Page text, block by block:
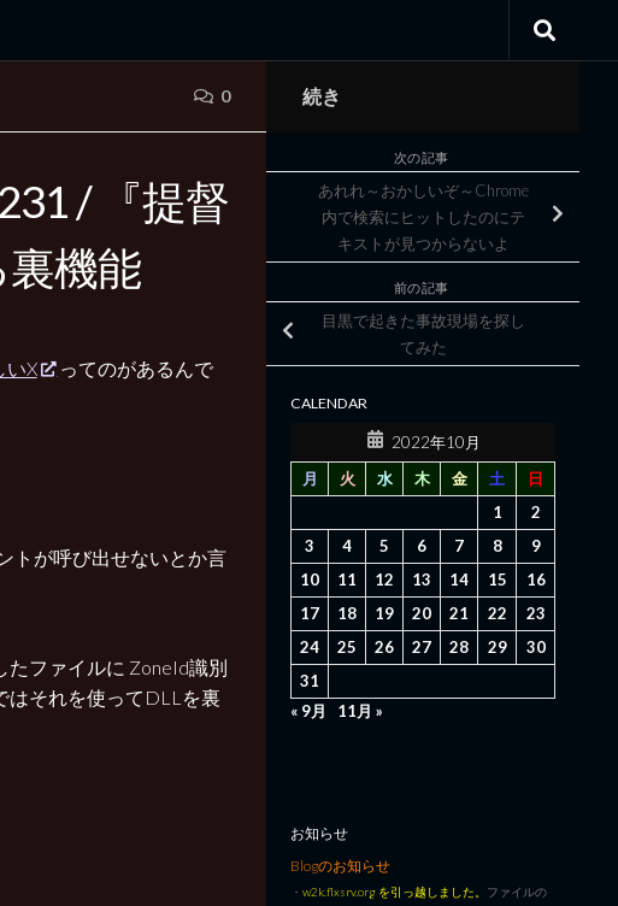
0
/ 『提督
機能
いX
ってのがあるんで
トが呼び出せないとか言
たファイルに ZoneId識別
はそれを使ってDLLを裏
続き
次の記事
あれれ～おかしいぞ～Chrome
内で検索にヒットしたのにテ
キストが見つからないよ
前の記事
目黒で起きた事故現場を探し
てみた
CALENDAR
2022年10月
月
火 水 木 金 土
日
1
2
3
4 5 6 7 8
9
10
11 12 13 14 15
16
17
18 19 20 21 22
23
24
25 26 27 28 29
30
31
« 9月
11月 »
お知らせ
Blogのお知らせ
・ w2k.flxsrv.org を引っ越しました。 ファイルの